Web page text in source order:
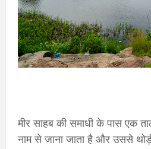
मीर साहब की समाधी के पास एक
नाम से जाना जाता है और उससे